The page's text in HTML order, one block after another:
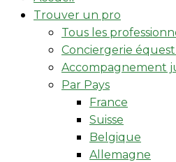
Trouver un pro
Tous les
Conciergerie
Accompagnement
Par Pays
France
Suisse
Belgique
Allemagne